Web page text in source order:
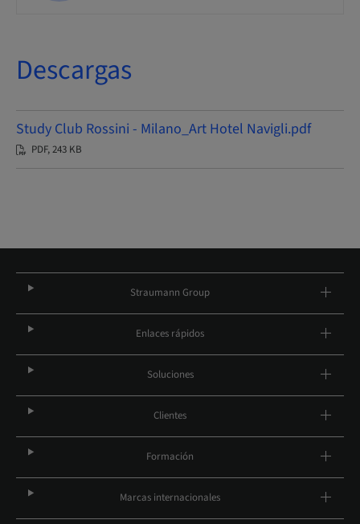
Descargas
Study Club Rossini - Milano_Art Hotel Navigli.pdf
PDF, 243 KB
Straumann Group
Enlaces rápidos
Soluciones
Clientes
Formación
Marcas internacionales